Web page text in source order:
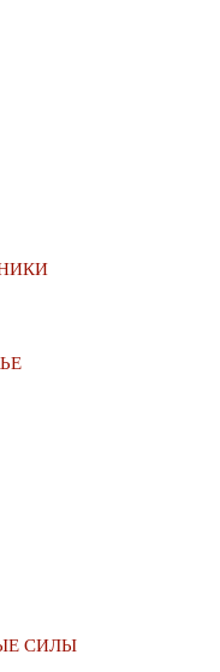
СИЛЫ